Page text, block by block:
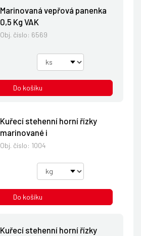
Marinovaná vepřová panenka
0,5 Kg VAK
Obj. číslo: 6569
Do košíku
Kuřecí stehenní horní řízky
marinované i
Obj. číslo: 1004
Do košíku
Kuřecí stehenní horní řízky